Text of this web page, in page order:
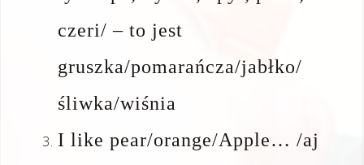
czeri/ – to jest
gruszka/pomarańcza/jabłko/
śliwka/wiśnia
I like pear/orange/Apple… /aj